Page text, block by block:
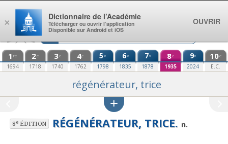
Aller au contenu
1 re
1694
2e
1718
3e
1740
4e
1762
5e
1798
6e
1835
7e
1878
8e
1935
9e
2024
10e
E.C.
régénérateur, trice
8eÉDITION RÉGÉNÉRATEUR, TRICE. n.
×
Dictionnaire de l’Académie
Télécharger ou ouvrir l’application
Disponible sur Android et iOS
OUVRIR